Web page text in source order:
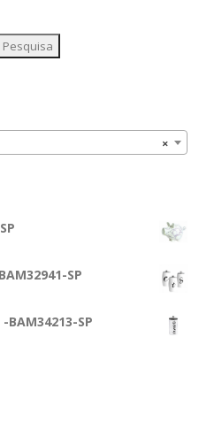
Pesquisa
×
SP
SP